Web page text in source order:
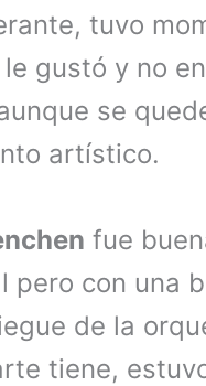
tuvo
gustó y no
se
artístico.
fue
pero con una
de la
tiene,